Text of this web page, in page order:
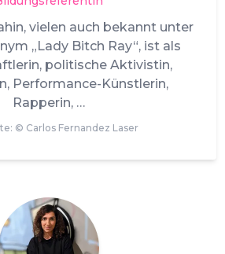
vielen auch bekannt unter
„Lady Bitch Ray“, ist als
politische Aktivistin,
Performance-Künstlerin,
Rapperin,
© Carlos Fernandez Laser